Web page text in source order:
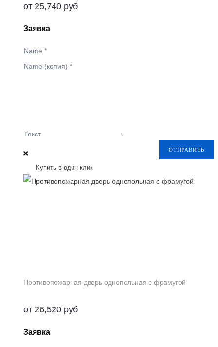
от 25,740 руб
Заявка
Name *
Name (копия) *
Текст
ОТПРАВИТЬ
Купить в один клик
Противопожарная дверь однопольная с фрамугой
от 26,520 руб
Заявка